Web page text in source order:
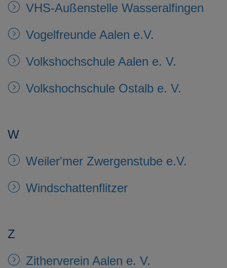
VHS-Außenstelle Wasseralfingen
Vogelfreunde Aalen e.V.
Volkshochschule Aalen e. V.
Volkshochschule Ostalb e. V.
W
Weiler'mer Zwergenstube e.V.
Windschattenflitzer
Z
Zitherverein Aalen e. V.